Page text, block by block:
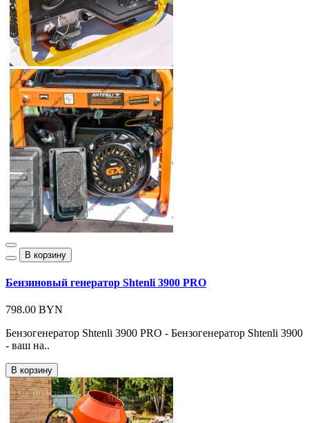
В корзину
Бензиновый генератор Shtenli 3900 PRO
798.00 BYN
Бензогенератор Shtenli 3900 PRO - Бензогенератор Shtenli 3900
- ваш на..
В корзину